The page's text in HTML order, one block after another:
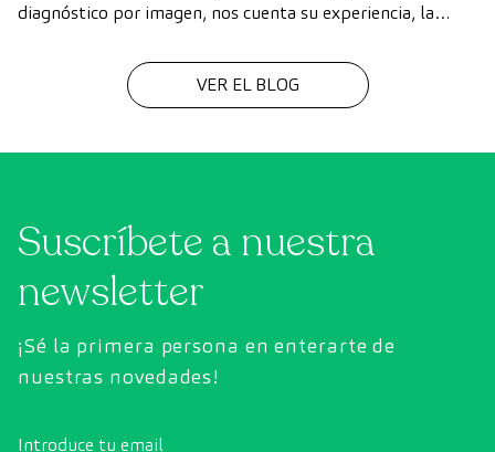
diagnóstico por imagen, nos cuenta su experiencia, la
que hace posible cada diagnóstico
VER EL BLOG
Suscríbete a nuestra
newsletter
¡Sé la primera persona en enterarte de
nuestras novedades!
Introduce tu email